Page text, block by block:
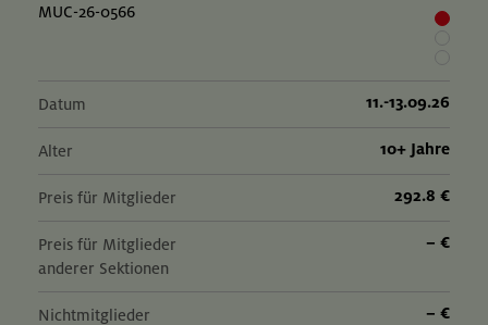
MUC-26-0566
Datum 11.-13.09.26
Alter 10+ Jahre
Preis für Mitglieder 292.8 €
Preis für Mitglieder
anderer Sektionen
– €
Nichtmitglieder – €